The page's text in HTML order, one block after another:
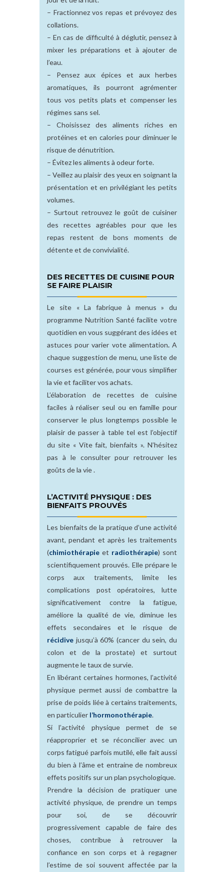
– Fractionnez vos repas et prévoyez des
collations.
– En cas de difficulté à déglutir, pensez à
mixer les préparations et à ajouter de
l’eau.
– Pensez aux épices et aux herbes
aromatiques, ils pourront agrémenter
tous vos petits plats et compenser les
régimes sans sel.
– Choisissez des aliments riches en
protéines et en calories pour diminuer le
risque de dénutrition.
– Évitez les aliments à odeur forte.
– Veillez au plaisir des yeux en soignant la
présentation et en privilégiant les petits
volumes.
– Surtout retrouvez le goût de cuisiner
des recettes agréables pour que les
repas restent de bons moments de
détente et de convivialité.
DES RECETTES DE CUISINE POUR
SE FAIRE PLAISIR
Le site « La fabrique à menus » du
programme Nutrition Santé facilite votre
quotidien en vous suggérant des idées et
astuces pour varier vote alimentation.A
chaque suggestion de menu, une liste de
courses est générée, pour vous simplifier
la vie et faciliter vos achats.
L’élaboration de recettes de cuisine
faciles à réaliser seul ou en famille pour
conserver le plus longtemps possible le
plaisir de passer à table tel est l’objectif
du site « Vite fait, bienfaits ». N’hésitez
pas à le consulter pour retrouver les
goûts de la vie .
L’ACTIVITÉ PHYSIQUE : DES
BIENFAITS PROUVÉS
Les bienfaits de la pratique d’une activité
avant, pendant et après les traitements
(chimiothérapie et radiothérapie) sont
scientifiquement prouvés. Elle prépare le
corps aux traitements, limite les
complications post opératoires, lutte
significativement contre la fatigue,
améliore la qualité de vie, diminue les
effets secondaires et le risque de
récidive jusqu’à 60% (cancer du sein, du
colon et de la prostate) et surtout
augmente le taux de survie.
En libérant certaines hormones, l’activité
physique permet aussi de combattre la
prise de poids liée à certains traitements,
en particulier l’hormonothérapie.
Si l’activité physique permet de se
réapproprier et se réconcilier avec un
corps fatigué parfois mutilé, elle fait aussi
du bien à l’âme et entraine de nombreux
effets positifs sur un plan psychologique.
Prendre la décision de pratiquer une
activité physique, de prendre un temps
pour soi, de se découvrir
progressivement capable de faire des
choses, contribue à retrouver la
confiance en son corps et à regagner
l’estime de soi souvent affectée par la